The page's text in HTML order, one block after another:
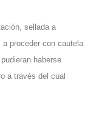
sellada a
proceder con cautela
haberse
a través del cual